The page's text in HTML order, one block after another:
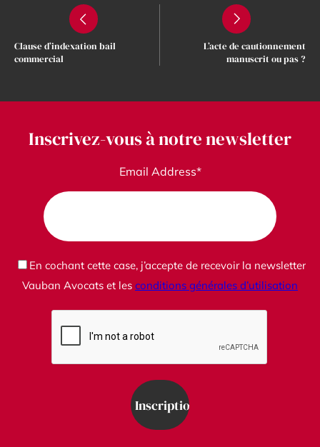
Clause d’indexation bail
commercial
L’acte de cautionnement
manuscrit ou pas ?
Inscrivez-vous à notre newsletter
Email Address*
En cochant cette case, j’accepte de recevoir la newsletter
Vauban Avocats et les conditions générales d’utilisation